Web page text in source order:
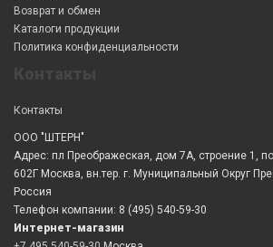
Возврат и обмен
Каталоги продукции
Политика конфиденциальности
Контакты
ООО "ШТЕРН"
Адрес: пл Преображеская, дом 7А, строение 1,
602Г Москва, вн.тер. г. Муниципальный Округ
Россия
Телефон компании: 8 (495) 540-59-30
Интернет-магазин